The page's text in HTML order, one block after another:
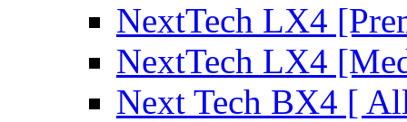
NextTech LX4
NextTech LX4
Next Tech BX4 [